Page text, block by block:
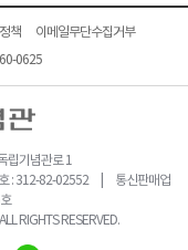
책
이메일무단수집거부
0625
립기념관로 1
: 312-82-02552 | 통신판매업
RIGHTS RESERVED.